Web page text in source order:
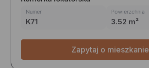
Numer
K71
Powierzchnia
3.52 m²
Zapytaj o mieszkanie